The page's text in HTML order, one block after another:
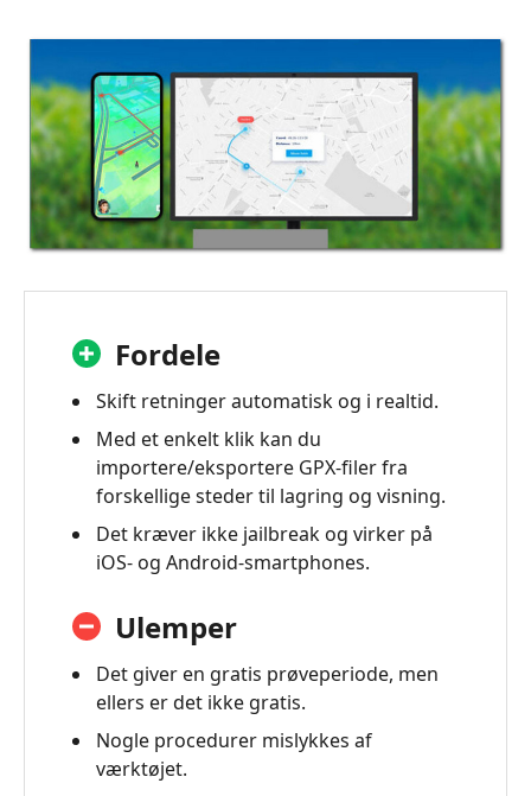
Fordele
Skift retninger automatisk og i realtid.
Med et enkelt klik kan du
importere/eksportere GPX-filer fra
forskellige steder til lagring og visning.
Det kræver ikke jailbreak og virker på
iOS- og Android-smartphones.
Ulemper
Det giver en gratis prøveperiode, men
ellers er det ikke gratis.
Nogle procedurer mislykkes af
værktøjet.